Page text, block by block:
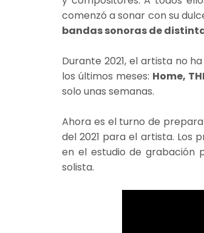
comenzó a sonar con su
bandas sonoras de
Durante 2021, el artista no
los últimos meses: Home,
solo unas semanas.
Ahora es el turno de
del 2021 para el artista. Los
en el estudio de grabación
solista.